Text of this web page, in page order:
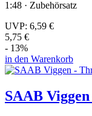
1:48 · Zubehörsatz
UVP: 6,59 €
5,75 €
- 13%
in den Warenkorb
SAAB